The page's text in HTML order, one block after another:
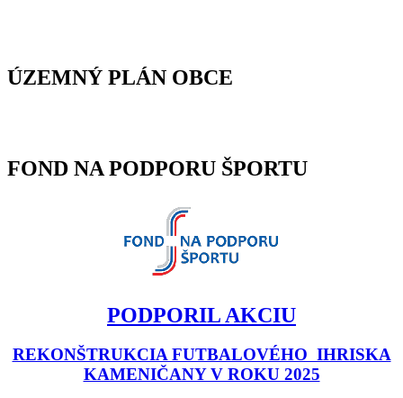
ÚZEMNÝ PLÁN OBCE
FOND NA PODPORU ŠPORTU
PODPORIL AKCIU
REKONŠTRUKCIA FUTBALOVÉHO IHRISKA
KAMENIČANY V ROKU 2025